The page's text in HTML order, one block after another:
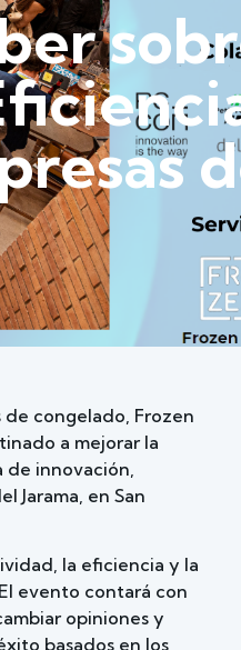
congelado, Frozen
a mejorar la
innovación,
Jarama, en San
la eficiencia y la
evento contará con
opiniones y
basados en los